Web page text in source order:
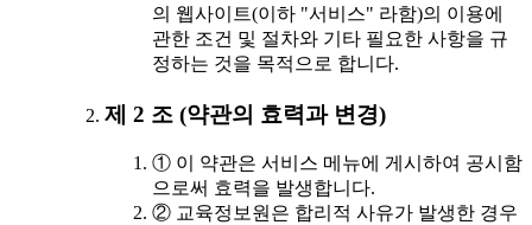
의 웹사이트(이하 "서비스" 라함)의 이용에
관한 조건 및 절차와 기타 필요한 사항을 규
정하는 것을 목적으로 합니다.
제 2 조 (약관의 효력과 변경)
① 이 약관은 서비스 메뉴에 게시하여 공시함
으로써 효력을 발생합니다.
② 교육정보원은 합리적 사유가 발생한 경우